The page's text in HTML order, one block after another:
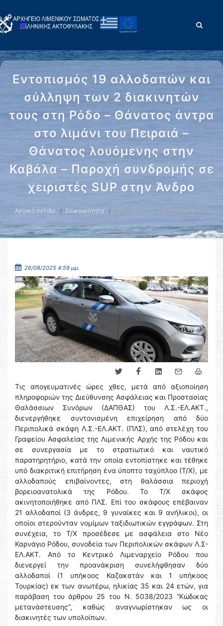
Εντοπισμός 19 αλλοδαπών και
σύλληψη των 2 διακινητών
τους στη Ρόδο – Θάνατος άντρα
στο λιμάνι του Πειραιά –
Θάνατος λουόμενης στην
Καβάλα – Παροχή συνδρομής σε
χειριστές SUP στην Άνδρο
Αρχική σελίδα Επικαιρότητα Εντοπισμός 19 αλλοδαπών και …
26/08/2025 4:59 μμ.
Τις απογευματινές ώρες χθες, μετά από αξιοποίηση
πληροφοριών της Διεύθυνσης Ασφάλειας και Προστασίας
Θαλάσσιων Συνόρων (ΔΑΠΘΑΣ) του Λ.Σ.-ΕΛ.ΑΚΤ.,
διενεργήθηκε συντονισμένη επιχείρηση από δύο
Περιπολικά σκάφη Λ.Σ.-ΕΛ.ΑΚΤ. (ΠΛΣ), από στελέχη του
Γραφείου Ασφαλείας της Λιμενικής Αρχής της Ρόδου και
σε συνεργασία με το στρατιωτικό και ναυτικό
παρατηρητήριο, κατά την οποία εντοπίστηκε και τέθηκε
υπό διακριτική επιτήρηση ένα ύποπτο ταχύπλοο (Τ/Χ), με
αλλοδαπούς επιβαίνοντες, στη θαλάσσια περιοχή
βορειοανατολικά της Ρόδου. Το Τ/Χ σκάφος
ακινητοποιήθηκε από ΠΛΣ. Επί του σκάφους επέβαιναν
21 αλλοδαποί (3 άνδρες, 9 γυναίκες και 9 ανήλικοι), οι
οποίοι στερούνταν νομίμων ταξιδιωτικών εγγράφων. Στη
συνέχεια, το Τ/Χ προσέδεσε με ασφάλεια στο Νέο
Καρνάγιο Ρόδου, συνοδεία των Περιπολικών σκάφων Λ.Σ-
ΕΛ.ΑΚΤ. Από το Κεντρικό Λιμεναρχείο Ρόδου που
διενεργεί την προανάκριση συνελήφθησαν δύο
αλλοδαποί (1 υπήκοος Καζακστάν και 1 υπήκοος
Τουρκίας) εκ των ανωτέρω, ηλικίας 35 και 24 ετών, για
παράβαση του άρθρου 25 του Ν. 5038/2023 “Κώδικας
μετανάστευσης”, καθώς αναγνωρίστηκαν ως οι
διακινητές των υπολοίπων.